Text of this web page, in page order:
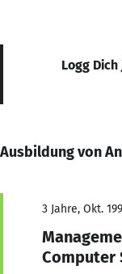
Logg
Ausbildung von
3 Jahre, Okt.
Computer